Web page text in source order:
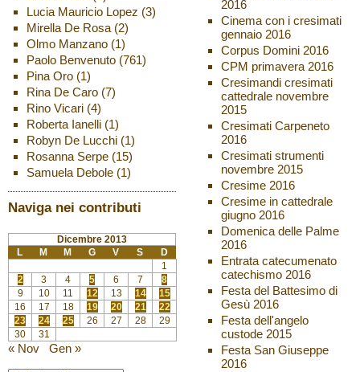
Lucia Mauricio Lopez (3)
Mirella De Rosa(2)
Olmo Manzano(1)
Paolo Benvenuto(761)
Pina Oro(1)
Rina De Caro(7)
Rino Vicari(4)
Roberta Ianelli(1)
Robyn De Lucchi(1)
Rosanna Serpe(15)
Samuela Debole(1)
Naviga nei contributi
Dicembre 2013
L
M M G V S
D
1
2
3 4 5 6 7
8
9
10 11 12 13 14
15
16
17 18 19 20 21
22
23
24 25 26 27 28
29
30
31
« Nov Gen »
2016
Cinema con i cresimati
gennaio 2016
Corpus Domini 2016
CPM primavera 2016
Cresimandi cresimati
cattedrale novembre
2015
Cresimati Carpeneto
2016
Cresimati strumenti
novembre 2015
Cresime 2016
Cresime in cattedrale
giugno 2016
Domenica delle Palme
2016
Entrata catecumenato
catechismo 2016
Festa del Battesimo di
Gesù 2016
Festa dell'angelo
custode 2015
Festa San Giuseppe
2016